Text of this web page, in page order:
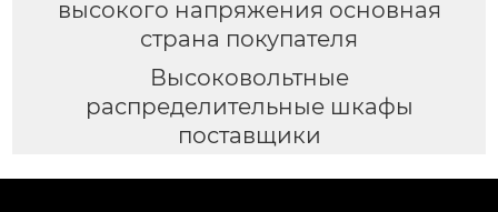
высокого напряжения основная
страна покупателя
Высоковольтные
распределительные шкафы
поставщики